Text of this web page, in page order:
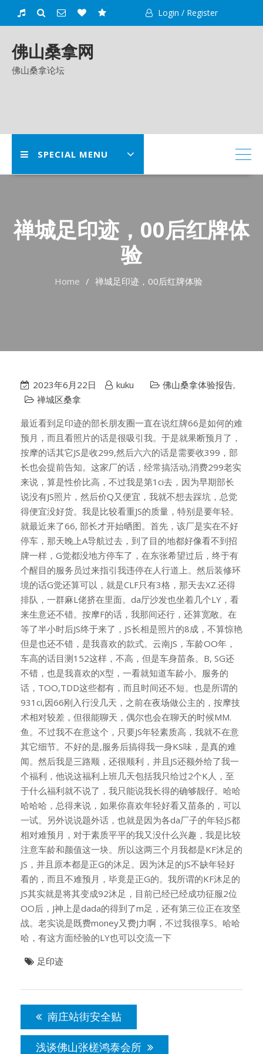
Login / Register
佛山桑拿网
佛山桑拿论坛
SPECIAL MENU
禅城足印迹，00后红牌体
验
Home 禅城足印迹，00后红牌体验
2023年6月22日 kuku 佛山桑拿体验报告,
禅城区桑拿
最近看到足印迹的部长朋友圈一直在说红牌66是如何的难
预月，而且看照片的话是很吸引我。于是就果断预月了，
按摩的话其它JS是收299,然后六六的话是需要收399，部
长也会提前告知。这家厂的话，经常搞活动,消费299老实
来说，算是性价比高，不过我是第1ci去，因为早期部长
说没有JS照片，然后价Q又便宜，我就不想去踩坑，总觉
得便宜没好货。我是比较看重JS的质量，特别是要年轻。
就最近来了66, 部长才开始晒图。首先，该厂是实在不好
停车，那天晚上A导航过去，到了目的地都好像看不到招
牌一样，G觉都没地方停车了，在东张希望过后，终于有
个醒目的服务员过来指引我违停在人行道上。然后装修环
境的话G觉还算可以，就是CLF只有3格，那天去XZ.还得
排队，一群麻L佬挤在里面。da厅沙发也坐着几个LY，看
来生意还不错。按摩F的话，我那间还行，还算宽敞。在
等了半小时后JS终于来了，JS长相是照片的8成，不算惊艳
但是也还不错，是我喜欢的款式。云南JS，车龄OO年，
车高的话目测152这样，不高，但是车身苗条。B, SG还
不错，也是我喜欢的X型，一看就知道车龄小。服务的
话，TOO,TDD这些都有，而且时间还不短。也是所谓的
931ci,因66刚入行没几天，之前在夜场做公主的，按摩技
术相对较差，但很能聊天，偶尔也会在聊天的时候MM.
鱼。不过我不在意这个，只要JS年轻素质高，我就不在意
其它细节。不好的是,服务后搞得我一身KS味，是真的难
闻。然后我是三路顺，还很顺利，并且JS还额外给了我一
个福利，他说这福利上班几天包括我只给过2个K人，至
于什么福利就不说了，我只能说我长得的确够靓仔。哈哈
哈哈哈，总得来说，如果你喜欢年轻好看又苗条的，可以
一试。另外说说题外话，也就是因为各da厂子的年轻JS都
相对难预月，对于素质平平的我又没什么兴趣，我是比较
注意车龄和颜值这一块。所以这两三个月我都是KF沐足的
JS，并且原本都是正G的沐足。因为沐足的JS不缺年轻好
看的，而且不难预月，毕竟是正G的。我所谓的KF沐足的
JS其实就是将其变成92沐足，目前已经已经成功征服2位
OO后，J神上是dada的得到了m足，还有第三位正在攻坚
战。老实说是既费money又费J力啊，不过我很享S。哈哈
哈，有这方面经验的LY也可以交流一下
足印迹
导
航
南庄站街安全贴
浅谈佛山张槎鸿泰会所